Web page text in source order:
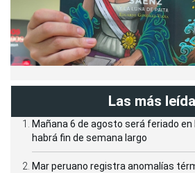
Las más
Mañana 6 de agosto será feriado en
habrá fin de semana largo
Mar peruano registra anomalías